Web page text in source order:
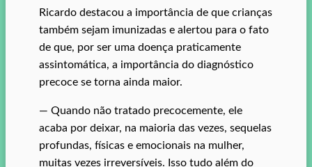
Ricardo destacou a importância de que crianças
também sejam imunizadas e alertou para o fato
de que, por ser uma doença praticamente
assintomática, a importância do diagnóstico
precoce se torna ainda maior.
— Quando não tratado precocemente, ele
acaba por deixar, na maioria das vezes, sequelas
profundas, físicas e emocionais na mulher,
muitas vezes irreversíveis. Isso tudo além do